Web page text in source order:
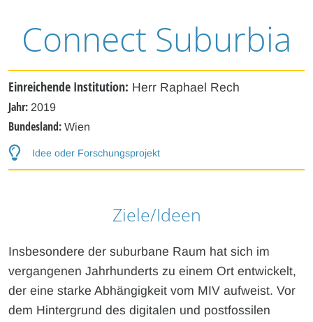
Connect Suburbia
Einreichende Institution: Herr Raphael Rech
Jahr: 2019
Bundesland: Wien
Idee oder Forschungsprojekt
Ziele/Ideen
Insbesondere der suburbane Raum hat sich im
vergangenen Jahrhunderts zu einem Ort entwickelt,
der eine starke Abhängigkeit vom MIV aufweist. Vor
dem Hintergrund des digitalen und postfossilen